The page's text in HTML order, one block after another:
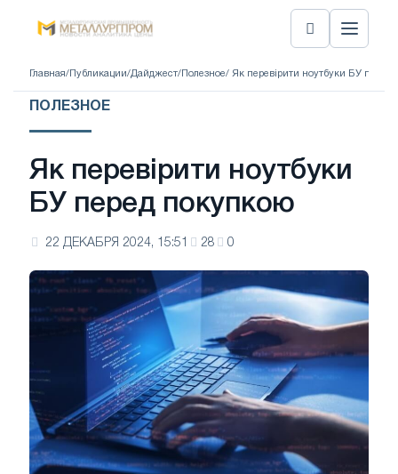
Главная/ Публикации/Дайджест/ Полезное/ Як перевірити ноутбуки БУ перед
ПОЛЕЗНОЕ
Як перевірити ноутбуки
БУ перед покупкою
22 ДЕКАБРЯ 2024, 15:51 28 0